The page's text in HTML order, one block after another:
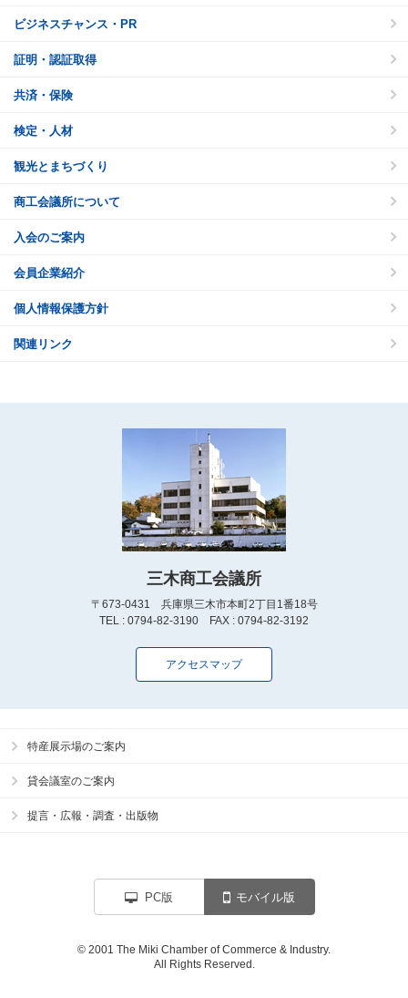
ビジネスチャンス・PR
証明・認証取得
共済・保険
検定・人材
観光とまちづくり
商工会議所について
入会のご案内
会員企業紹介
個人情報保護方針
関連リンク
三木商工会議所
〒673-0431 兵庫県三木市本町2丁目1番18号
TEL : 0794-82-3190 FAX : 0794-82-3192
アクセスマップ
特産展示場のご案内
貸会議室のご案内
提言・広報・調査・出版物
PC版 モバイル版
© 2001 The Miki Chamber of Commerce & Industry.
All Rights Reserved.